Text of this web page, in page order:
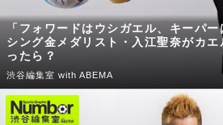
「フォワードはウシガエル、キーパ
シング金メダリスト・入江聖奈がカ
ったら？
渋谷編集室 with ABEMA